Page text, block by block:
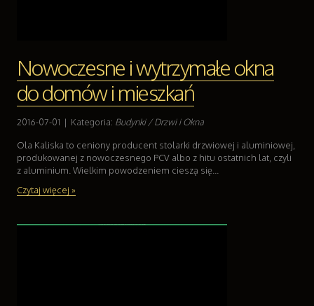
Nowoczesne i wytrzymałe okna
do domów i mieszkań
2016-07-01 | Kategoria: Budynki / Drzwi i Okna
Ola Kaliska to ceniony producent stolarki drzwiowej i aluminiowej,
produkowanej z nowoczesnego PCV albo z hitu ostatnich lat, czyli
z aluminium. Wielkim powodzeniem cieszą się...
Czytaj więcej »